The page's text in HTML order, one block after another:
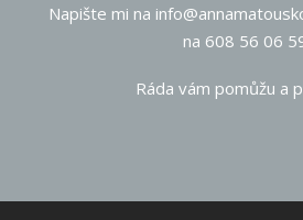
Napište mi na
na 608 56 06
Ráda vám pomůžu a